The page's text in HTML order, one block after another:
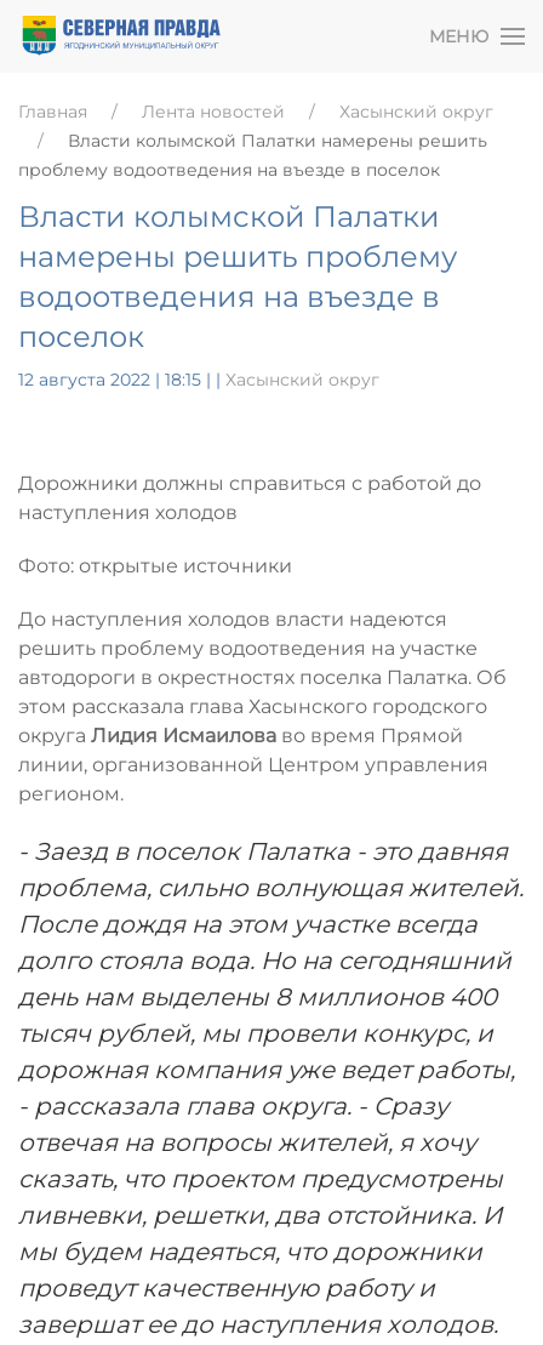
МЕНЮ
Главная Лента новостей
Хасынский округ
Власти колымской Палатки намерены решить
проблему водоотведения на въезде в поселок
Власти колымской Палатки
намерены решить проблему
водоотведения на въезде в
поселок
12 августа 2022 | 18:15 | | Хасынский округ
Дорожники должны справиться с работой до
наступления холодов
Фото: открытые источники
До наступления холодов власти надеются
решить проблему водоотведения на участке
автодороги в окрестностях поселка Палатка. Об
этом рассказала глава Хасынского городского
округа Лидия Исмаилова во время Прямой
линии, организованной Центром управления
регионом.
- Заезд в поселок Палатка - это давняя
проблема, сильно волнующая жителей.
После дождя на этом участке всегда
долго стояла вода. Но на сегодняшний
день нам выделены 8 миллионов 400
тысяч рублей, мы провели конкурс, и
дорожная компания уже ведет работы,
- рассказала глава округа. - Сразу
отвечая на вопросы жителей, я хочу
сказать, что проектом предусмотрены
ливневки, решетки, два отстойника. И
мы будем надеяться, что дорожники
проведут качественную работу и
завершат ее до наступления холодов.